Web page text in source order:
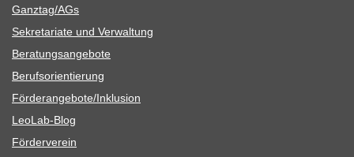
Ganztag/​​AGs
Sekre­ta­riate und Verwaltung
Bera­tungs­an­ge­bote
Berufs­ori­en­tie­rung
Förderangebote/​​Inklusion
Leo­Lab-Blog
För­der­ver­ein